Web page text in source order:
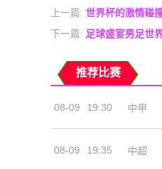
上一篇: 世界杯的激情碰
下一篇: 足球盛宴男足世
推荐比赛
08-09 19:30 中甲
08-09 19:35 中超